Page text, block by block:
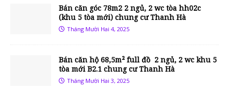
Bán căn góc 78m2 2 ngủ, 2 wc tòa hh02c
(khu 5 tòa mới) chung cư Thanh Hà
Tháng Mười Hai 4, 2025
Bán căn hộ 68,5m² full đồ 2 ngủ, 2 wc khu 5
tòa mới B2.1 chung cư Thanh Hà
Tháng Mười Hai 3, 2025